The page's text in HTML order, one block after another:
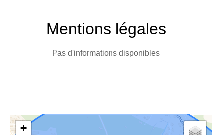
Mentions légales
Pas d'informations disponibles
+